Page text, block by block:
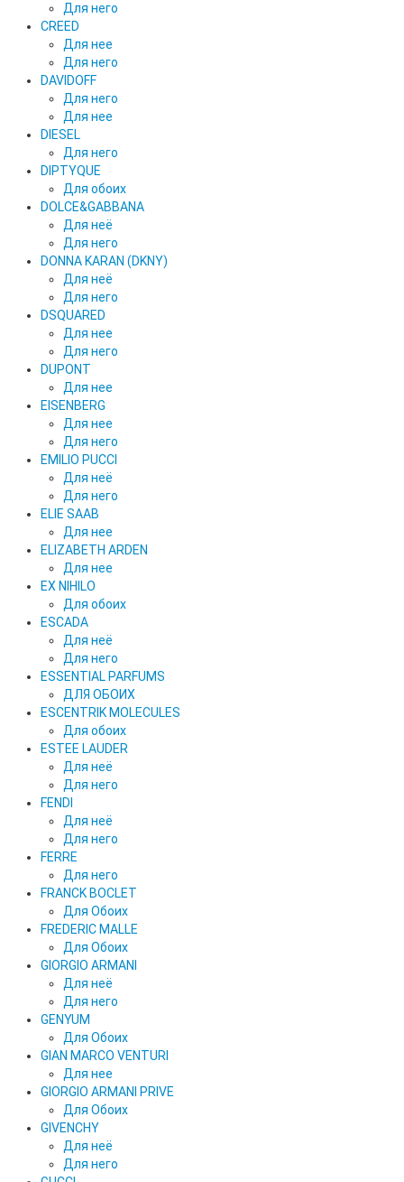
Для него
CREED
Для нее
Для него
DAVIDOFF
Для него
Для нее
DIESEL
Для него
DIPTYQUE
Для обоих
DOLCE&GABBANA
Для неё
Для него
DONNA KARAN (DKNY)
Для неё
Для него
DSQUARED
Для нее
Для него
DUPONT
Для нее
EISENBERG
Для нее
Для него
EMILIO PUCCI
Для неё
Для него
ELIE SAAB
Для нее
ELIZABETH ARDEN
Для нее
EX NIHILO
Для обоих
ESCADA
Для неё
Для него
ESSENTIAL PARFUMS
ДЛЯ ОБОИХ
ESCENTRIK MOLECULES
Для обоих
ESTEE LAUDER
Для неё
Для него
FENDI
Для неё
Для него
FERRE
Для него
FRANCK BOCLET
Для Обоих
FREDERIC MALLE
Для Обоих
GIORGIO ARMANI
Для неё
Для него
GENYUM
Для Обоих
GIAN MARCO VENTURI
Для нее
GIORGIO ARMANI PRIVE
Для Обоих
GIVENCHY
Для неё
Для него